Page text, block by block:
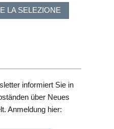
LA SELEZIONE
informiert Sie in
über Neues
Anmeldung hier: